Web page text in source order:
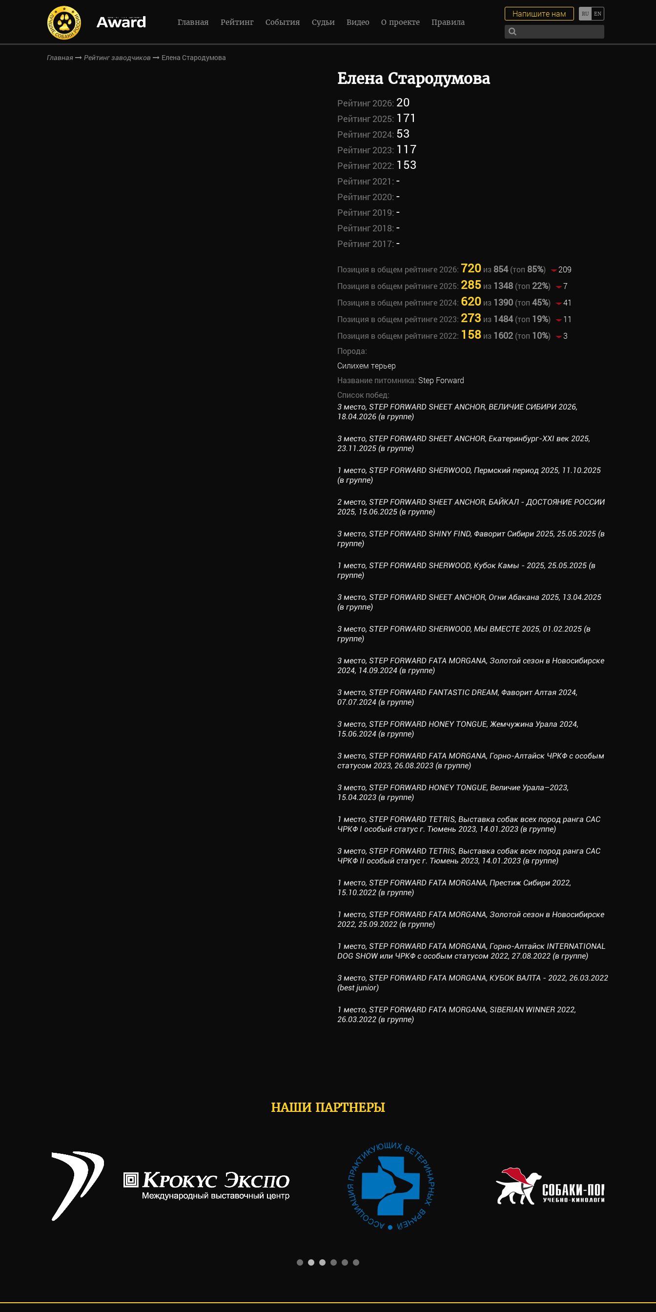
Главная Рейтинг События Судьи Видео О проекте Правила
Напишите нам
Главная Рейтинг заводчиков Елена Стародумова
Елена Стародумова
Рейтинг 2026: 20
Рейтинг 2025: 171
Рейтинг 2024: 53
Рейтинг 2023: 117
Рейтинг 2022: 153
Рейтинг 2021: -
Рейтинг 2020: -
Рейтинг 2019: -
Рейтинг 2018: -
Рейтинг 2017: -
Позиция в общем рейтинге 2026: 720из 854(топ 85%)
209
Позиция в общем рейтинге 2025: 285из 1348(топ 22%)
7
Позиция в общем рейтинге 2024: 620из 1390(топ 45%)
41
Позиция в общем рейтинге 2023: 273 из 1484(топ 19%)
11
Позиция в общем рейтинге 2022: 158из 1602(топ 10%)
3
Порода:
Силихем терьер
Название питомника: Step Forward
Список побед:
3 место, STEP FORWARD SHEET ANCHOR, ВЕЛИЧИЕ СИБИРИ 2026,
18.04.2026 (в группе)
3 место, STEP FORWARD SHEET ANCHOR, Екатеринбург-XXI век 2025,
23.11.2025 (в группе)
1 место, STEP FORWARD SHERWOOD, Пермский период 2025, 11.10.2025
(в группе)
2 место, STEP FORWARD SHEET ANCHOR, БАЙКАЛ - ДОСТОЯНИЕ РОССИИ
2025, 15.06.2025 (в группе)
3 место, STEP FORWARD SHINY FIND, Фаворит Сибири 2025, 25.05.2025 (в
группе)
1 место, STEP FORWARD SHERWOOD, Кубок Камы - 2025, 25.05.2025 (в
группе)
3 место, STEP FORWARD SHEET ANCHOR, Огни Абакана 2025, 13.04.2025
(в группе)
3 место, STEP FORWARD SHERWOOD, МЫ ВМЕСТЕ 2025, 01.02.2025 (в
группе)
3 место, STEP FORWARD FATA MORGANA, Золотой сезон в Новосибирске
2024, 14.09.2024 (в группе)
3 место, STEP FORWARD FANTASTIC DREAM, Фаворит Алтая 2024,
07.07.2024 (в группе)
3 место, STEP FORWARD HONEY TONGUE, Жемчужина Урала 2024,
15.06.2024 (в группе)
3 место, STEP FORWARD FATA MORGANA, Горно-Алтайск ЧРКФ с особым
статусом 2023, 26.08.2023 (в группе)
3 место, STEP FORWARD HONEY TONGUE, Величие Урала–2023,
15.04.2023 (в группе)
1 место, STEP FORWARD TETRIS, Выставка собак всех пород ранга САС
ЧРКФ I особый статус г. Тюмень 2023, 14.01.2023 (в группе)
3 место, STEP FORWARD TETRIS, Выставка собак всех пород ранга САС
ЧРКФ II особый статус г. Тюмень 2023, 14.01.2023 (в группе)
1 место, STEP FORWARD FATA MORGANA, Престиж Сибири 2022,
15.10.2022 (в группе)
1 место, STEP FORWARD FATA MORGANA, Золотой сезон в Новосибирске
2022, 25.09.2022 (в группе)
1 место, STEP FORWARD FATA MORGANA, Горно-Алтайск INTERNATIONAL
DOG SHOW или ЧРКФ с особым статусом 2022, 27.08.2022 (в группе)
3 место, STEP FORWARD FATA MORGANA, КУБОК ВАЛТА - 2022, 26.03.2022
(best junior)
1 место, STEP FORWARD FATA MORGANA, SIBERIAN WINNER 2022,
26.03.2022 (в группе)
НАШИ ПАРТНЕРЫ